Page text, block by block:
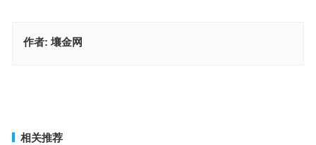
作者: 壤金网
相关推荐